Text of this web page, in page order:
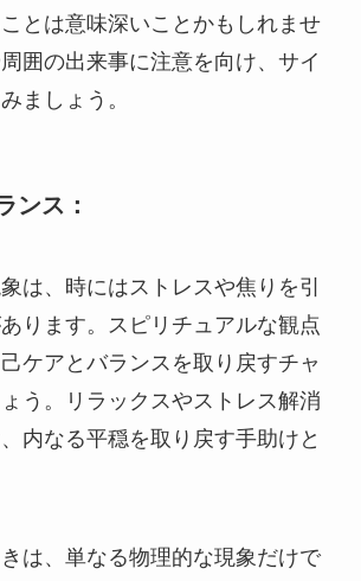
とは意味深いことかもしれませ
囲の出来事に注意を向け、サイ
ましょう。
ンス：
は、時にはストレスや焦りを引
ります。スピリチュアルな観点
ケアとバランスを取り戻すチャ
う。リラックスやストレス解消
内なる平穏を取り戻す手助けと
は、単なる物理的な現象だけで